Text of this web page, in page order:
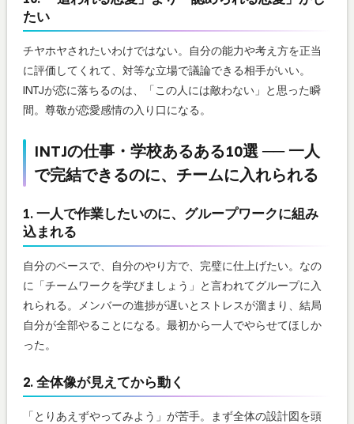
たい
チヤホヤされたいわけではない。自分の能力や考え方を正当
に評価してくれて、対等な立場で議論できる相手がいい。
INTJが恋に落ちるのは、「この人には敵わない」と思った瞬
間。尊敬が恋愛感情の入り口になる。
INTJの仕事・学校あるある10選 ── 一人
で完結できるのに、チームに入れられる
1. 一人で作業したいのに、グループワークに組み
込まれる
自分のペースで、自分のやり方で、完璧に仕上げたい。なの
に「チームワークを学びましょう」と言われてグループに入
れられる。メンバーの進捗が遅いとストレスが溜まり、結局
自分が全部やることになる。最初から一人でやらせてほしか
った。
2. 全体像が見えてから動く
「とりあえずやってみよう」が苦手。まず全体の設計図を頭